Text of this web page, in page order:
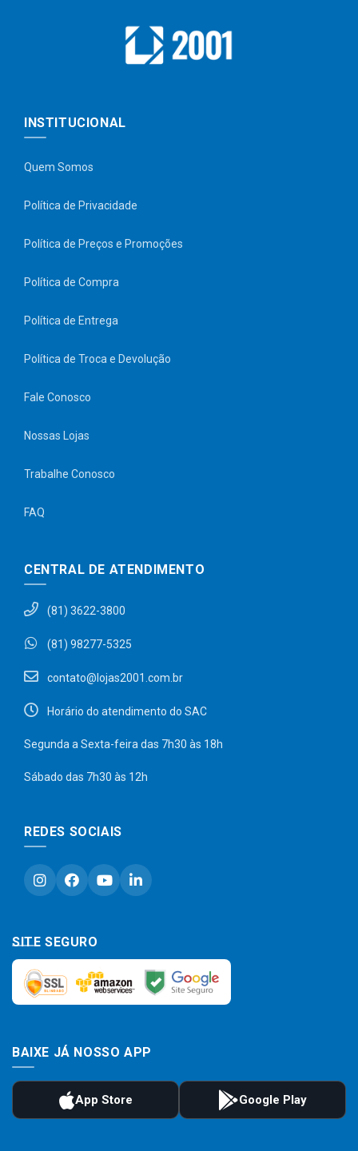
INSTITUCIONAL
Quem Somos
Política de Privacidade
Política de Preços e Promoções
Política de Compra
Política de Entrega
Política de Troca e Devolução
Fale Conosco
Nossas Lojas
Trabalhe Conosco
FAQ
CENTRAL DE ATENDIMENTO
(81) 3622-3800
(81) 98277-5325
contato@lojas2001.com.br
Horário do atendimento do SAC
Segunda a Sexta-feira das 7h30 às 18h
Sábado das 7h30 às 12h
REDES SOCIAIS
SITE SEGURO
BAIXE JÁ NOSSO APP